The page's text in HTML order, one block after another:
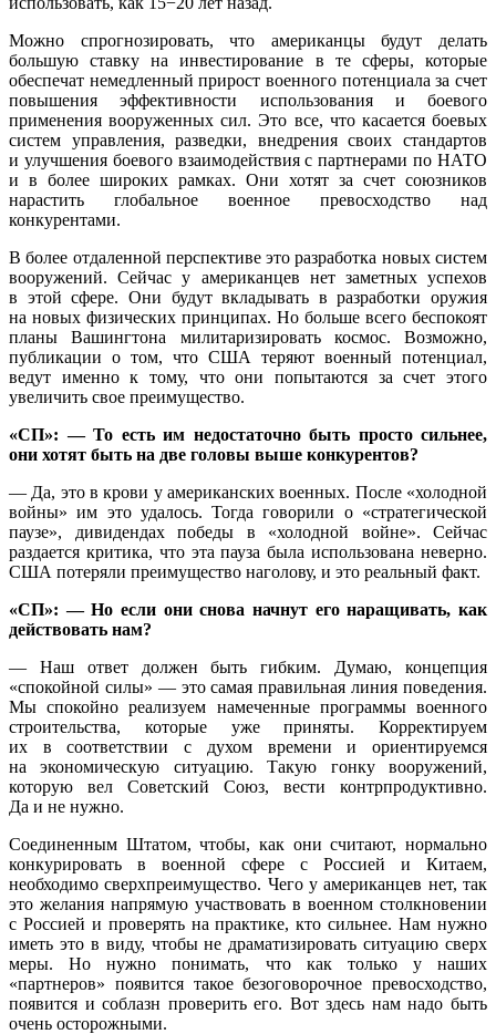
Можно спрогнозировать, что американцы будут делать
большую ставку на инвестирование в те сферы, которые
обеспечат немедленный прирост военного потенциала за счет
повышения эффективности использования и боевого
применения вооруженных сил. Это все, что касается боевых
систем управления, разведки, внедрения своих стандартов
и улучшения боевого взаимодействия с партнерами по НАТО
и в более широких рамках. Они хотят за счет союзников
нарастить глобальное военное превосходство над
конкурентами.
В более отдаленной перспективе это разработка новых систем
вооружений. Сейчас у американцев нет заметных успехов
в этой сфере. Они будут вкладывать в разработки оружия
на новых физических принципах. Но больше всего беспокоят
планы Вашингтона милитаризировать космос. Возможно,
публикации о том, что США теряют военный потенциал,
ведут именно к тому, что они попытаются за счет этого
увеличить свое преимущество.
«СП»: — То есть им недостаточно быть просто сильнее,
они хотят быть на две головы выше конкурентов?
— Да, это в крови у американских военных. После «холодной
войны» им это удалось. Тогда говорили о «стратегической
паузе», дивидендах победы в «холодной войне». Сейчас
раздается критика, что эта пауза была использована неверно.
США потеряли преимущество наголову, и это реальный факт.
«СП»: — Но если они снова начнут его наращивать, как
действовать нам?
— Наш ответ должен быть гибким. Думаю, концепция
«спокойной силы» — это самая правильная линия поведения.
Мы спокойно реализуем намеченные программы военного
строительства, которые уже приняты. Корректируем
их в соответствии с духом времени и ориентируемся
на экономическую ситуацию. Такую гонку вооружений,
которую вел Советский Союз, вести контрпродуктивно.
Да и не нужно.
Соединенным Штатом, чтобы, как они считают, нормально
конкурировать в военной сфере с Россией и Китаем,
необходимо сверхпреимущество. Чего у американцев нет, так
это желания напрямую участвовать в военном столкновении
с Россией и проверять на практике, кто сильнее. Нам нужно
иметь это в виду, чтобы не драматизировать ситуацию сверх
меры. Но нужно понимать, что как только у наших
«партнеров» появится такое безоговорочное превосходство,
появится и соблазн проверить его. Вот здесь нам надо быть
очень осторожными.